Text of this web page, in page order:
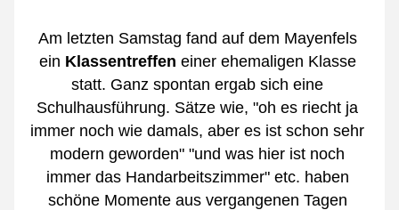
Am letzten Samstag fand auf dem Mayenfels
ein Klassentreffen einer ehemaligen Klasse
statt. Ganz spontan ergab sich eine
Schulhausführung. Sätze wie, "oh es riecht ja
immer noch wie damals, aber es ist schon sehr
modern geworden" "und was hier ist noch
immer das Handarbeitszimmer" etc. haben
schöne Momente aus vergangenen Tagen